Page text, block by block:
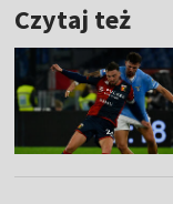
Czytaj też